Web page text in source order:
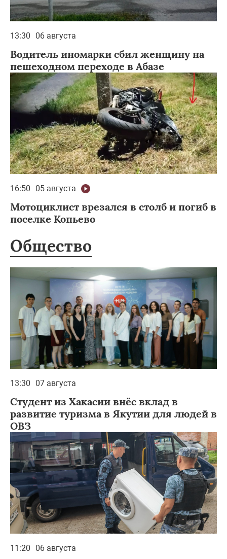
13:30 06 августа
Водитель иномарки сбил женщину на
пешеходном переходе в Абазе
16:50 05 августа
Мотоциклист врезался в столб и погиб в
поселке Копьево
Общество
13:30 07 августа
Студент из Хакасии внёс вклад в
развитие туризма в Якутии для людей в
ОВЗ
11:20 06 августа